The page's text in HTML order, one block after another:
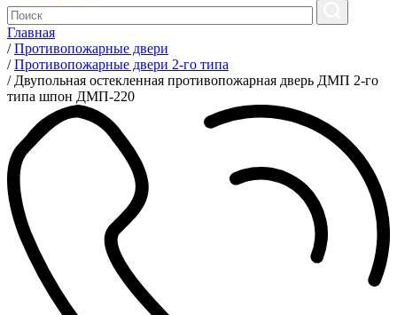
Главная
/ Противопожарные двери
/ Противопожарные двери 2-го типа
/ Двупольная остекленная противопожарная дверь ДМП 2-го
типа шпон ДМП-220